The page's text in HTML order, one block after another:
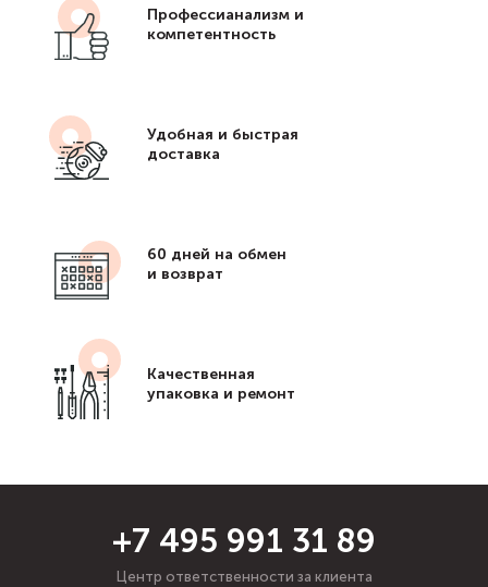
Профессианализм и
компетентность
Удобная и быстрая
доставка
60 дней на обмен
и возврат
Качественная
упаковка и ремонт
+7 495 991 31 89
Центр ответственности за клиента